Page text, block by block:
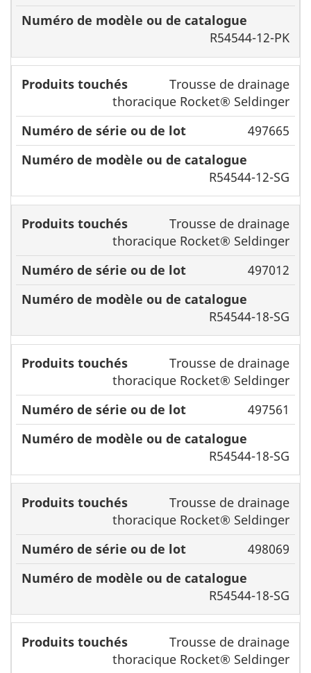
touchés
catalogue
R54544-12-PK
Trousse de drainage
thoracique Rocket® Seldinger
497665
R54544-12-SG
Trousse de drainage
thoracique Rocket® Seldinger
497012
R54544-18-SG
Trousse de drainage
thoracique Rocket® Seldinger
497561
R54544-18-SG
Trousse de drainage
thoracique Rocket® Seldinger
498069
R54544-18-SG
Trousse de drainage
thoracique Rocket® Seldinger